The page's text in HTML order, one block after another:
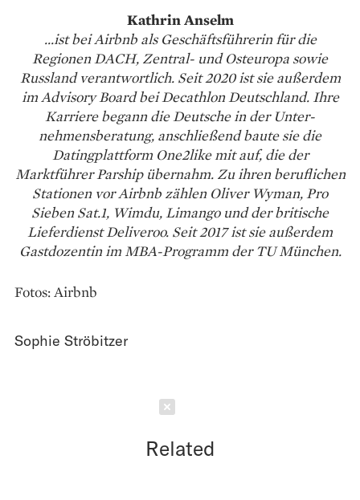
Kathrin Anselm
...ist bei Airbnb als Geschäftsführerin für die
Regionen DACH, Zentral- und Osteuropa sowie
Russland verantwortlich. Seit 2020 ist sie außerdem
im Advisory Board bei Decathlon Deutschland. Ihre
Karriere begann die Deutsche in der Unter­
nehmensberatung, anschließend baute sie die
Datingplattform One2like mit auf, die der
Marktführer Parship übernahm. Zu ihren beruflichen
Stationen vor Airbnb zählen Oliver Wyman, Pro
Sieben Sat.1, Wimdu, Limango und der britische
Lieferdienst Deliveroo. Seit 2017 ist sie außerdem
Gastdozentin im MBA-Programm der TU München.
Fotos: Airbnb
Sophie Ströbitzer
Related